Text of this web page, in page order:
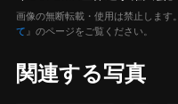
画像の無断転載・使用は禁止します
て 』のページをご覧ください。
関連する写真